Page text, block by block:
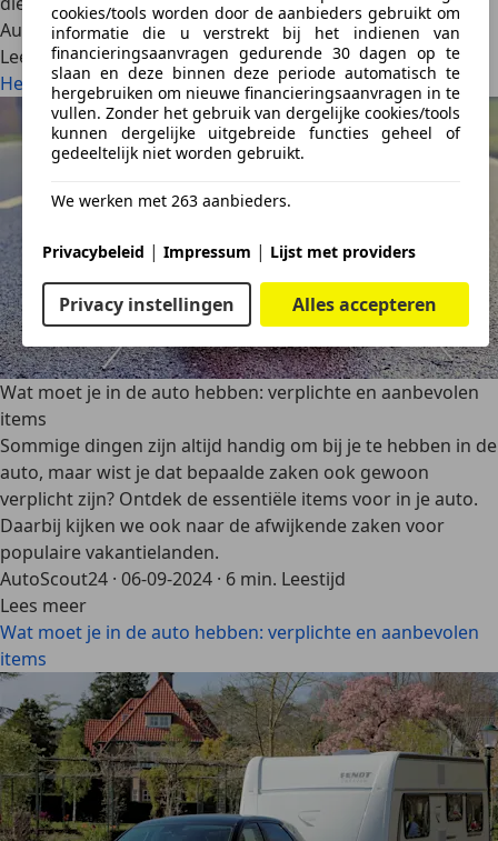
cookies/tools worden door de aanbieders gebruikt om
informatie die u verstrekt bij het indienen van
financieringsaanvragen gedurende 30 dagen op te
slaan en deze binnen deze periode automatisch te
hergebruiken om nieuwe financieringsaanvragen in te
vullen. Zonder het gebruik van dergelijke cookies/tools
kunnen dergelijke uitgebreide functies geheel of
gedeeltelijk niet worden gebruikt.
We werken met 263 aanbieders.
Privacybeleid | Impressum | Lijst met providers
Privacy instellingen Alles accepteren
AutoScout24·25-09-2024·6 min. Leestijd
Lees meer
Het 'Niet parkeren' verkeersbord – wat je moet weten
Wat moet je in de auto hebben: verplichte en aanbevolen
items
Sommige dingen zijn altijd handig om bij je te hebben in de
auto, maar wist je dat bepaalde zaken ook gewoon
verplicht zijn? Ontdek de essentiële items voor in je auto.
Daarbij kijken we ook naar de afwijkende zaken voor
populaire vakantielanden.
AutoScout24 · 06-09-2024 · 6 min. Leestijd
Lees meer
Wat moet je in de auto hebben: verplichte en aanbevolen
items